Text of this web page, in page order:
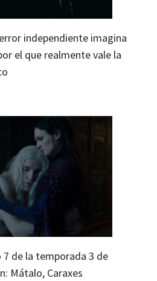
independiente imagina
el que realmente vale la
7 de la temporada 3 de
Mátalo, Caraxes